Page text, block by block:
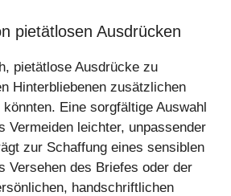
pietätlosen Ausdrücken
pietätlose Ausdrücke zu
Hinterbliebenen zusätzlichen
Eine sorgfältige Auswahl
Vermeiden leichter, unpassender
zur Schaffung eines sensiblen
Versehen des Briefes oder der
handschriftlichen